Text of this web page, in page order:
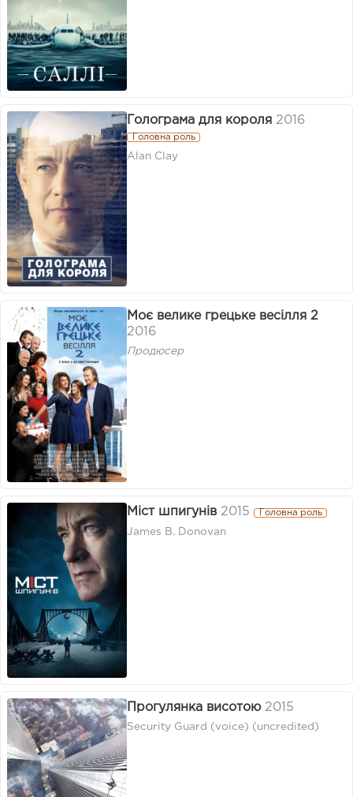
Голограма для короля 2016
Головна роль
Alan Clay
Моє велике грецьке весілля 2
2016
Продюсер
Міст шпигунів 2015 Головна роль
James B. Donovan
Прогулянка висотою 2015
Security Guard (voice) (uncredited)